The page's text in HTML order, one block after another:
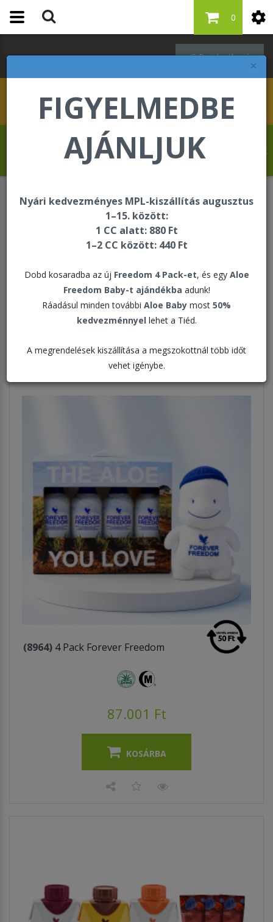
×
FIGYELMEDBE
AJÁNLJUK
Nyári kedvezményes MPL-kiszállítás augusztus
1–15. között:
1 CC alatt: 880 Ft
1–2 CC között: 440 Ft
Dobd kosaradba az új Freedom 4 Pack-et, és egy Aloe
Freedom Baby-t ajándékba adunk!
Ráadásul minden további Aloe Baby most 50%
kedvezménnyel lehet a Tiéd.
A megrendelések kiszállítása a megszokottnál több időt
vehet igénybe.
Bejelentkezés
0
Kovács Erika üdvözli Önt a Forever Living
internetes áruházában!
Egységcsomagok
Egységcsomagok
Rendezés:
(8964) 4 Pack Forever Freedom
87.001 Ft
KOSÁRBA